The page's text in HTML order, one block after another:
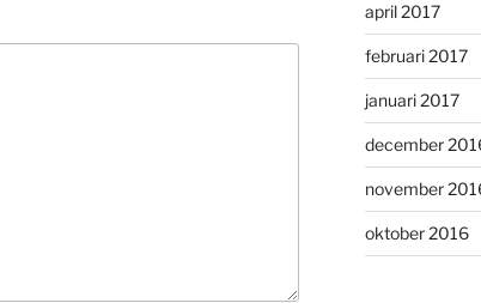
april 2017
februari 2017
januari 2017
december
november
oktober 2016